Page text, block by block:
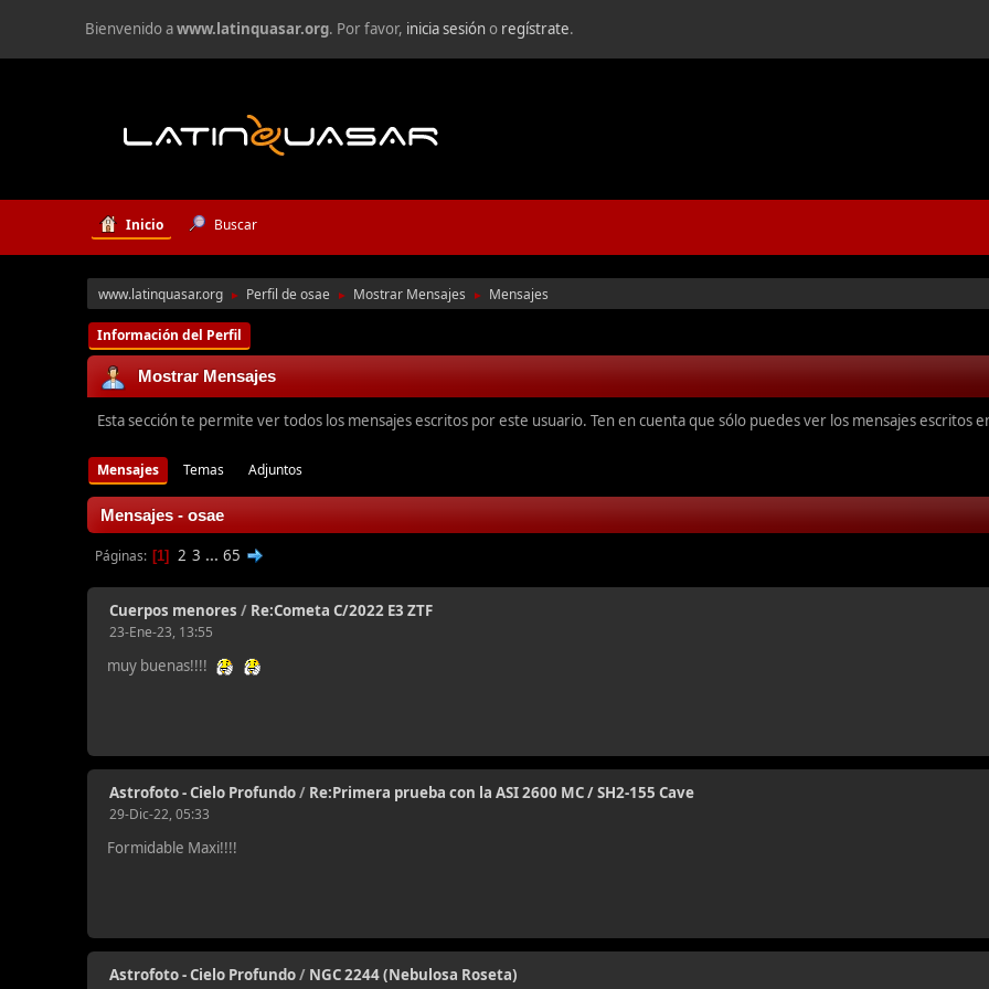
Bienvenido awww.latinquasar.org. Por favor, inicia sesióno regístrate.
Inicio Buscar
www.latinquasar.org ► Perfil de osae ► Mostrar Mensajes ► Mensajes
Información del Perfil
Mostrar Mensajes
Esta sección te permite ver todos los mensajes escritos por este usuario. Ten en cuenta que sólo puedes ver los mensajes escritos
Mensajes Temas Adjuntos
Mensajes - osae
Páginas 1 2 3 ... 65
Cuerpos menores / Re:Cometa C/2022 E3 ZTF
23-Ene-23, 13:55
muy buenas!!!!
Astrofoto - Cielo Profundo/ Re:Primera prueba con la ASI 2600 MC / SH2-155 Cave
29-Dic-22, 05:33
Formidable Maxi!!!!
Astrofoto - Cielo Profundo/ NGC 2244 (Nebulosa Roseta)